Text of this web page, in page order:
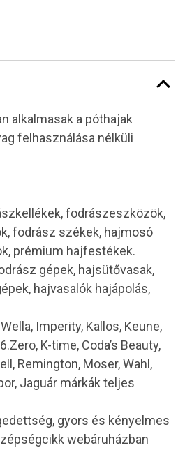
alkalmasak a póthajak
felhasználása nélküli
fodrászeszközök,
fodrász székek, hajmosó
prémium hajfestékek.
gépek, hajsütővasak,
hajvasalók hajápolás,
Imperity, Kallos, Keune,
K-time, Coda’s Beauty,
Remington, Moser, Wahl,
Jaguár márkák teljes
gyors és kényelmes
webáruházban